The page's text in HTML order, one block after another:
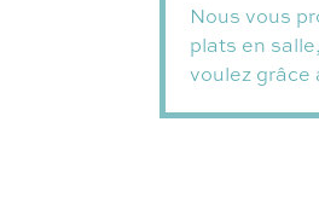
Nous vous
plats en
voulez grâce